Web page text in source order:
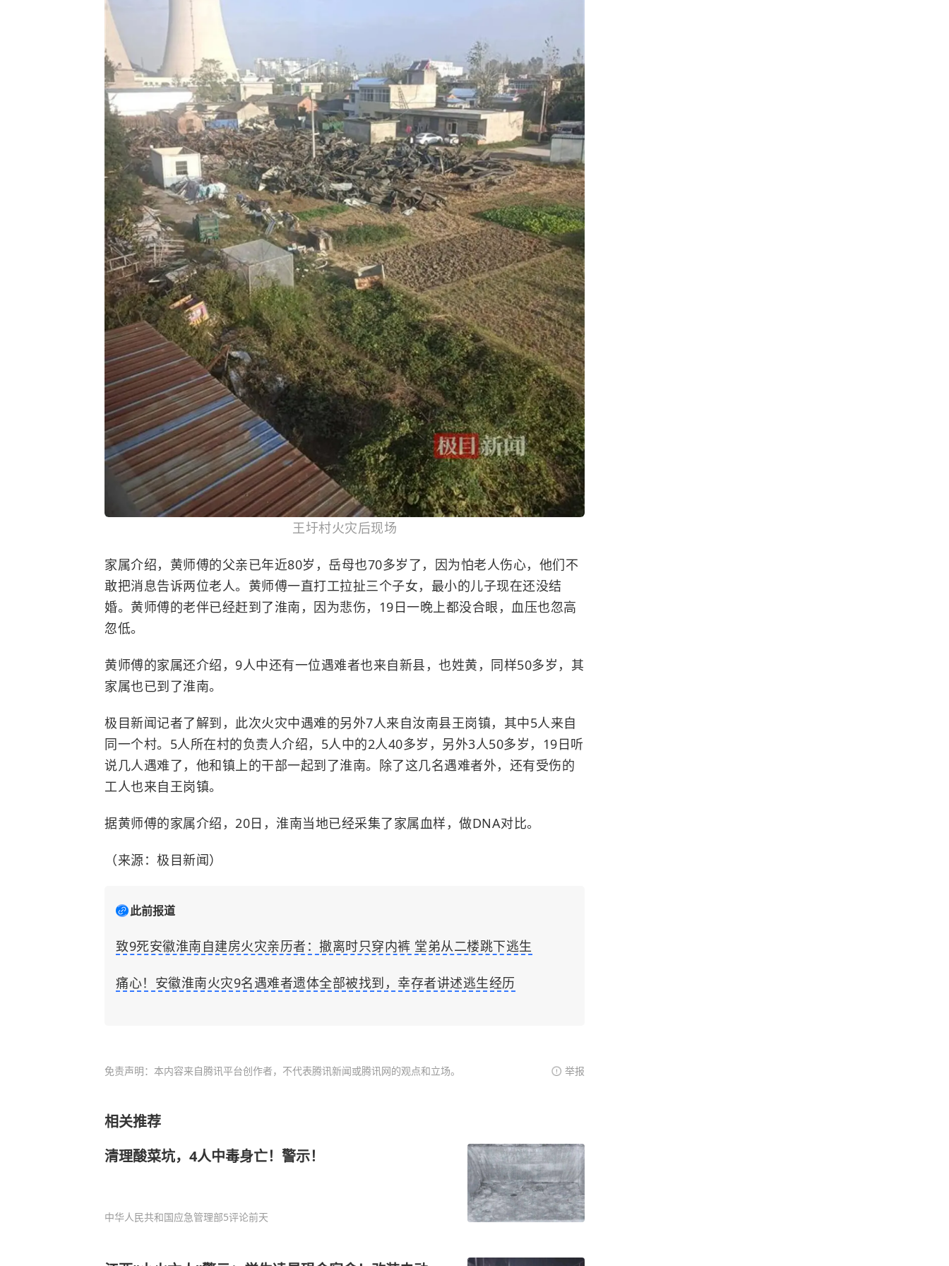
王圩村火灾后现场
家属介绍，黄师傅的父亲已年近80岁，岳母也70多岁了，因为怕老人伤心，他们不
敢把消息告诉两位老人。黄师傅一直打工拉扯三个子女，最小的儿子现在还没结
婚。黄师傅的老伴已经赶到了淮南，因为悲伤，19日一晚上都没合眼，血压也忽高
忽低。
黄师傅的家属还介绍，9人中还有一位遇难者也来自新县，也姓黄，同样50多岁，其
家属也已到了淮南。
极目新闻记者了解到，此次火灾中遇难的另外7人来自汝南县王岗镇，其中5人来自
同一个村。5人所在村的负责人介绍，5人中的2人40多岁，另外3人50多岁，19日听
说几人遇难了，他和镇上的干部一起到了淮南。除了这几名遇难者外，还有受伤的
工人也来自王岗镇。
据黄师傅的家属介绍，20日，淮南当地已经采集了家属血样，做DNA对比。
（来源：极目新闻）
此前报道
致9死安徽淮南自建房火灾亲历者：撤离时只穿内裤 堂弟从二楼跳下逃生
痛心！安徽淮南火灾9名遇难者遗体全部被找到，幸存者讲述逃生经历
免责声明：本内容来自腾讯平台创作者，不代表腾讯新闻或腾讯网的观点和立场。 举报
相关推荐
清理酸菜坑，4人中毒身亡！警示！
中华人民共和国应急管理部5评论前天